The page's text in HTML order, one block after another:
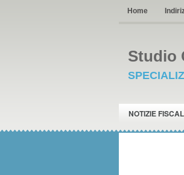
Home
Studio
NOTIZIE